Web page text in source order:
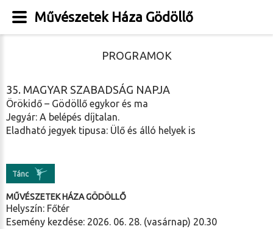
PROGRAMOK
35. MAGYAR SZABADSÁG NAPJA
Örökidő – Gödöllő egykor és ma
Jegyár: A belépés díjtalan.
Eladható jegyek tipusa: Ülő és álló helyek is
Tánc
MŰVÉSZETEK HÁZA GÖDÖLLŐ
Helyszín: Főtér
Esemény kezdése: 2026. 06. 28. (vasárnap) 20.30
Művészetek Háza Gödöllő